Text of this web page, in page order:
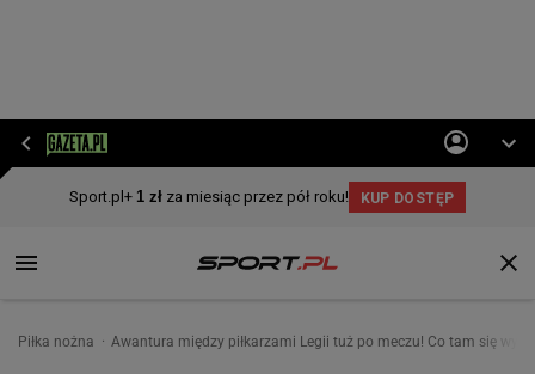
Piłka nożna Awantura między piłkarzami Legii tuż po meczu! Co tam się